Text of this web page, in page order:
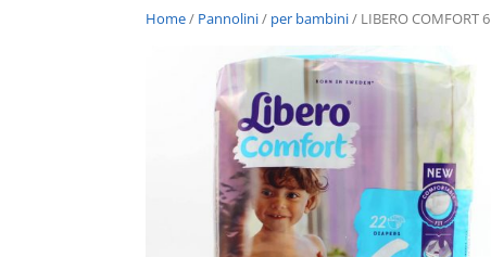
Home/ Pannolini/ per bambini/ LIBERO COMFORT 6